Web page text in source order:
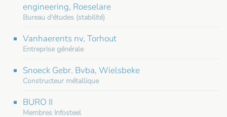
engineering, Roeselare
Bureau d'études (stabilité)
Vanhaerents nv, Torhout
Entreprise générale
Snoeck Gebr. Bvba, Wielsbeke
Constructeur métallique
BURO II
Membres Infosteel